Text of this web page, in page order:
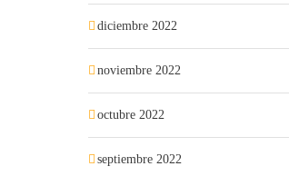
diciembre 2022
noviembre 2022
octubre 2022
septiembre 2022